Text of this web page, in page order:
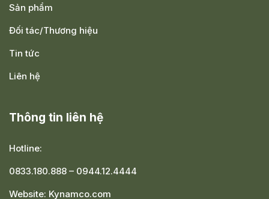
Sản phẩm
Đối tác/Thương hiệu
Tin tức
Liên hệ
Thông tin liên hệ
Hotline:
0833.180.888 – 0944.12.4444
Website: Kynamco.com